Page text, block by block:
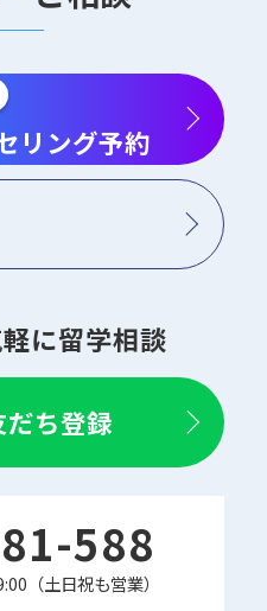
リング予約
に留学相談
だち登録
588
（土日祝も営業）